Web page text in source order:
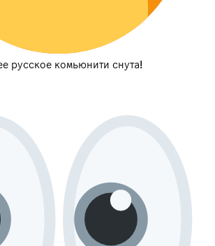
русское комьюнити снута!